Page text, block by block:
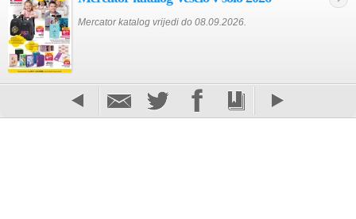
Mercator katalog vrijedi do 08.09.2026.